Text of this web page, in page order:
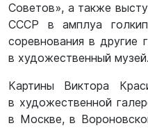
Советов», а также
СССР в амплуа
соревнования в другие
в художественный музей.
Картины Виктора
в художественной
в Москве, в